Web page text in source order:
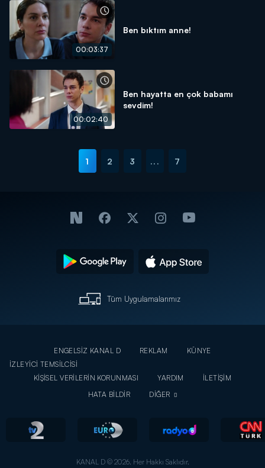
00:03:37
Ben bıktım anne!
00:02:40
Ben hayatta en çok babamı
sevdim!
1 2 3 ... 7
Tüm Uygulamalarımız
ENGELSİZ KANAL D REKLAM
KÜNYE
İZLEYİCİ TEMSİLCİSİ
KİŞİSEL VERİLERİN KORUNMASI
YARDIM
İLETİŞİM
HATA BİLDİR
DİĞER
KANAL D © 2026. Her Hakkı Saklıdır.